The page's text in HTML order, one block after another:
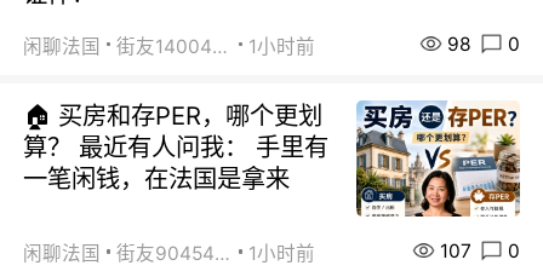
闲聊法国 街友14004820 1小时前 98 0
🏠 买房和存PER，哪个更划
算？ 最近有人问我： 手里有
一笔闲钱，在法国是拿来
闲聊法国 街友90454511 1小时前 107 0